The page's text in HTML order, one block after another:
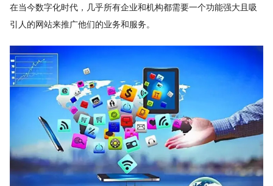
在当今数字化时代，几乎所有企业和机构都需要一个功能强大且吸
引人的网站来推广他们的业务和服务。